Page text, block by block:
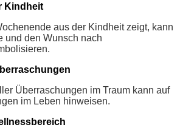
Kindheit
aus der Kindheit zeigt, kann
und den Wunsch nach
Überraschungen im Traum kann auf
im Leben hinweisen.